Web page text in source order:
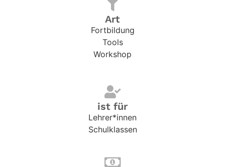
Art
Fortbildung
Tools
Workshop
ist für
Lehrer*innen
Schulklassen